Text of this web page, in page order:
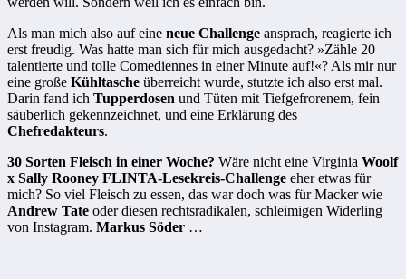
Als man mich also auf eine neue Challenge ansprach, reagierte ich
erst freudig. Was hatte man sich für mich ausgedacht? »Zähle 20
talentierte und tolle Comediennes in einer Minute auf!«? Als mir nur
eine große Kühltasche überreicht wurde, stutzte ich also erst mal.
Darin fand ich Tupperdosen und Tüten mit Tiefgefrorenem, fein
säuberlich gekennzeichnet, und eine Erklärung des
Chefredakteurs.
30 Sorten Fleisch in einer Woche? Wäre nicht eine Virginia Woolf
x Sally Rooney FLINTA-Lesekreis-Challenge eher etwas für
mich? So viel Fleisch zu essen, das war doch was für Macker wie
Andrew Tate oder diesen rechtsradikalen, schleimigen Widerling
von Instagram. Markus Söder …